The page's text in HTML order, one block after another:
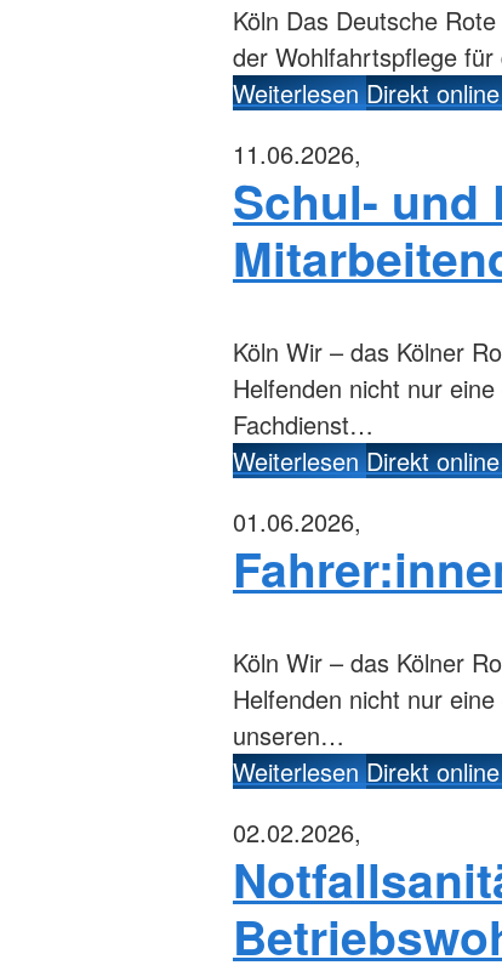
Köln Das Deutsche
der Wohlfahrtspflege
WeiterlesenDirekt
11.06.2026,
Schul- und
Köln Wir – das Kölner
Helfenden nicht nur
Fachdienst…
WeiterlesenDirekt
01.06.2026,
Köln Wir – das Kölner
Helfenden nicht nur
unseren…
WeiterlesenDirekt
02.02.2026,